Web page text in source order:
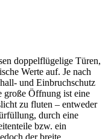
doppelflügelige Türen,
Werte auf. Je nach
und Einbruchschutz
große Öffnung ist eine
zu fluten – entweder
durch eine
bzw. ein
der breite